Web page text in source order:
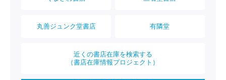
丸善ジュンク堂書店 有隣堂
近くの書店在庫を検索する
（書店在庫情報プロジェクト）